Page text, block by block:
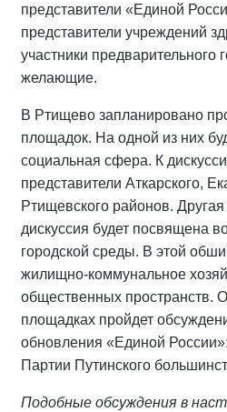
представители «Единой
представители учреждений
участники предварительного
желающие.
В Ртищево запланировано
площадок. На одной из них
социальная сфера. К
представители Аткарского,
Ртищевского районов.
дискуссия будет посвящена
городской среды. В этой
жилищно-коммунальное
общественных пространств.
площадках пройдет
обновления «Единой
Партии Путинского
Подобные обсуждения в